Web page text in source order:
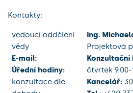
Kontakty:
vedoucí oddělení
vědy
E-mail:
Úřední hodiny:
konzultace dle
Ing.
Projektová
Konzultační
čtvrtek 9:00-
Kancelář: